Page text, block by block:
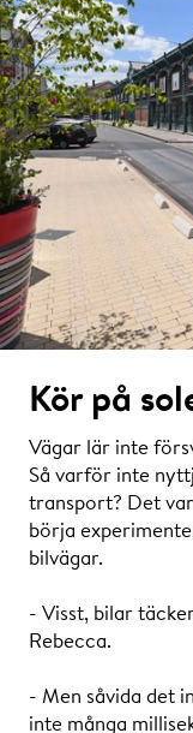
Kör på
Vägar lär inte
Så varför inte
transport? Det
börja
bilvägar.
- Visst, bilar
Rebecca.
- Men såvida det
inte många